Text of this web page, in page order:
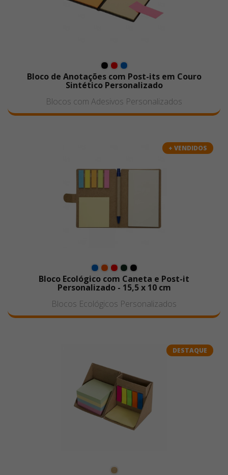
Bloco de Anotações com Post-its em Couro
Sintético Personalizado
Blocos com Adesivos Personalizados
+ VENDIDOS
Bloco Ecológico com Caneta e Post-it
Personalizado - 15,5 x 10 cm
Blocos Ecológicos Personalizados
DESTAQUE